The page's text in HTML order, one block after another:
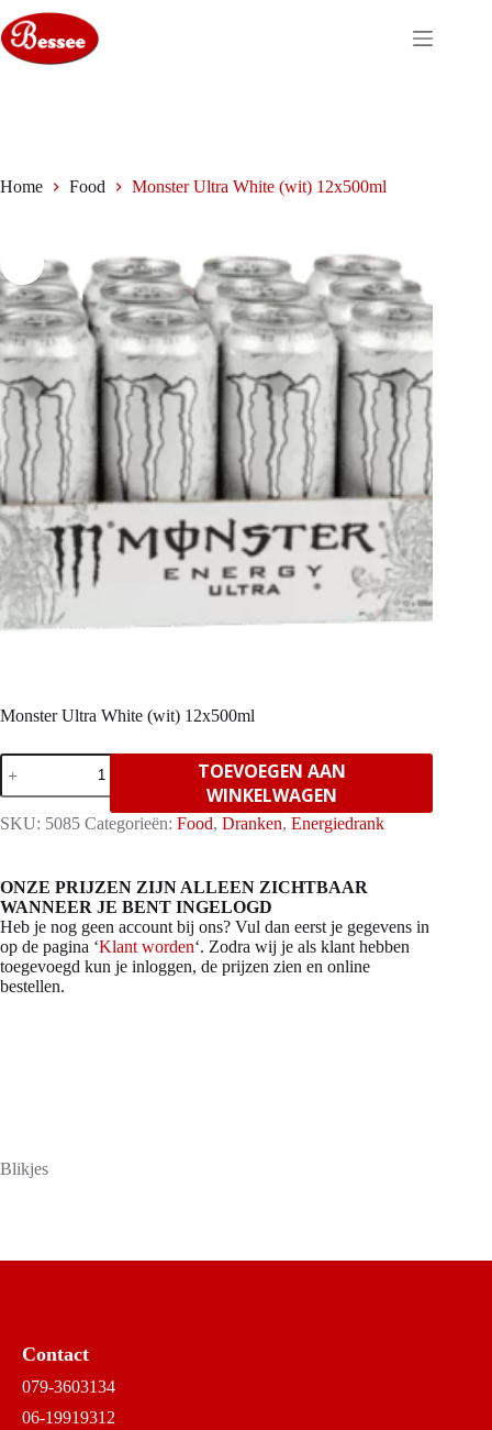
naar
de
inhoud
Home Food Monster Ultra White (wit) 12x500ml
Monster Ultra White (wit) 12x500ml
Monster
Ultra
White
(wit)
12x500ml
TOEVOEGEN AAN
WINKELWAGEN
SKU: 5085 Categorieën: Food, Dranken, Energiedrank
ONZE PRIJZEN ZIJN ALLEEN ZICHTBAAR
WANNEER JE BENT INGELOGD
Heb je nog geen account bij ons? Vul dan eerst je gegevens in
op de pagina ‘Klant worden‘. Zodra wij je als klant hebben
toegevoegd kun je inloggen, de prijzen zien en online
bestellen.
Blikjes
Contact
079-3603134
06-19919312